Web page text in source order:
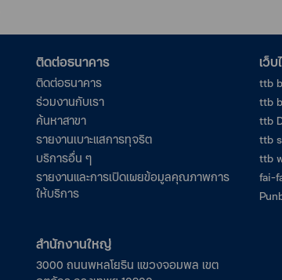
ติดต่อธนาคาร
ติดต่อธนาคาร
ร่วมงานกับเรา
ค้นหาสาขา
รายงานเบาะแสการทุจริต
บริการอื่น ๆ
รายงานและการเปิดเผยข้อมูลคุณภาพการ
ให้บริการ
เว็
ttb
ttb
ttb
ttb
ttb
fai-
สำนักงานใหญ่
3000 ถนนพหลโยธิน แขวงจอมพล เขต